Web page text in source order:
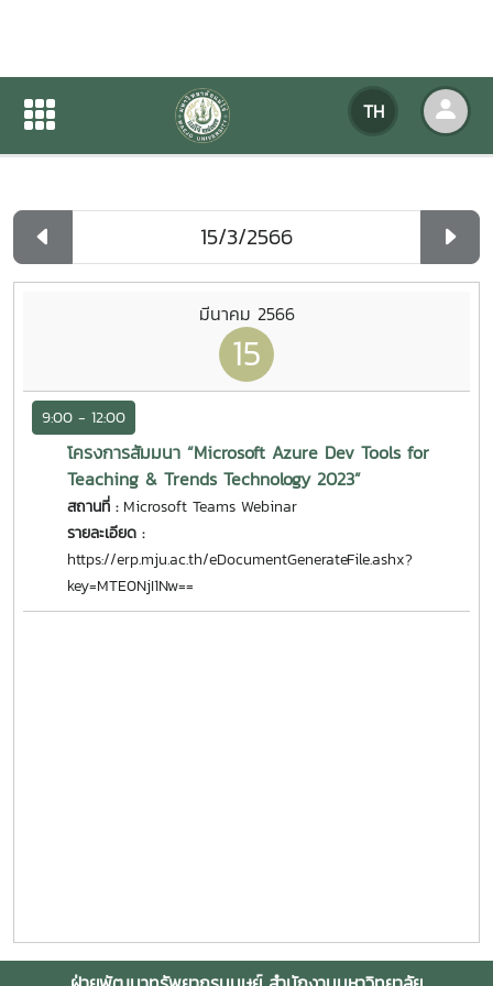
TH
ปฏิทินกิจกรรมของหน่วยงาน
ปฏิทินกิจกรรมของหน่วยงาน
มีนาคม 2566
15
9:00 - 12:00
โครงการสัมมนา “Microsoft Azure Dev Tools for
Teaching & Trends Technology 2023”
สถานที่ : Microsoft Teams Webinar
รายละเอียด :
https://erp.mju.ac.th/eDocumentGenerateFile.ashx?
key=MTE0NjI1Nw==